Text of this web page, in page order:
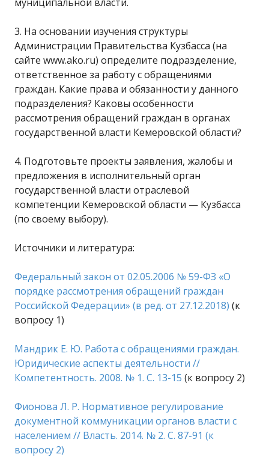
3. На основании изучения структуры
Администрации Правительства Кузбасса (на
сайте www.ako.ru) определите подразделение,
ответственное за работу с обращениями
граждан. Какие права и обязанности у данного
подразделения? Каковы особенности
рассмотрения обращений граждан в органах
государственной власти Кемеровской области?
4. Подготовьте проекты заявления, жалобы и
предложения в исполнительный орган
государственной власти отраслевой
компетенции Кемеровской области — Кузбасса
(по своему выбору).
Источники и литература:
Федеральный закон от 02.05.2006 № 59-ФЗ «О
порядке рассмотрения обращений граждан
Российской Федерации» (в ред. от 27.12.2018) (к
вопросу 1)
Мандрик Е. Ю. Работа с обращениями граждан.
Юридические аспекты деятельности //
Компетентность. 2008. № 1. С. 13-15 (к вопросу 2)
Фионова Л. Р. Нормативное регулирование
документной коммуникации органов власти с
населением // Власть. 2014. № 2. С. 87-91 (к
вопросу 2)